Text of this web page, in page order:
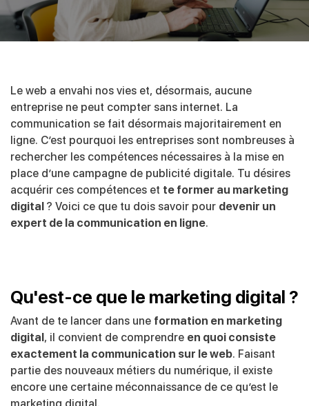
Le web a envahi nos vies et, désormais, aucune
entreprise ne peut compter sans internet. La
communication se fait désormais majoritairement en
ligne. C’est pourquoi les entreprises sont nombreuses à
rechercher les compétences nécessaires à la mise en
place d’une campagne de publicité digitale. Tu désires
acquérir ces compétences et te former au marketing
digital ? Voici ce que tu dois savoir pour devenir un
expert de la communication en ligne.
Qu'est-ce que le marketing digital ?
Avant de te lancer dans une formation en marketing
digital, il convient de comprendre en quoi consiste
exactement la communication sur le web. Faisant
partie des nouveaux métiers du numérique, il existe
encore une certaine méconnaissance de ce qu’est le